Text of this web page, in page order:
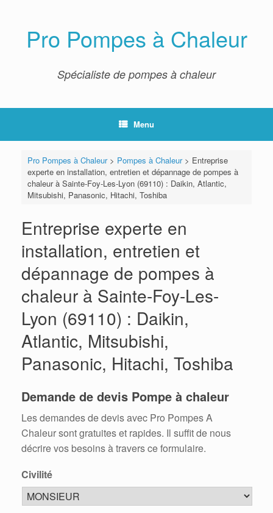
Pro Pompes à Chaleur
Spécialiste de pompes à chaleur
Menu
Pro Pompes à Chaleur> Pompes à Chaleur> Entreprise
experte en installation, entretien et dépannage de pompes à
chaleur à Sainte-Foy-Les-Lyon (69110) : Daikin, Atlantic,
Mitsubishi, Panasonic, Hitachi, Toshiba
Entreprise experte en
installation, entretien et
dépannage de pompes à
chaleur à Sainte-Foy-Les-
Lyon (69110) : Daikin,
Atlantic, Mitsubishi,
Panasonic, Hitachi, Toshiba
Demande de devis Pompe à chaleur
Les demandes de devis avec Pro Pompes A
Chaleur sont gratuites et rapides. Il suffit de nous
décrire vos besoins à travers ce formulaire.
Civilité